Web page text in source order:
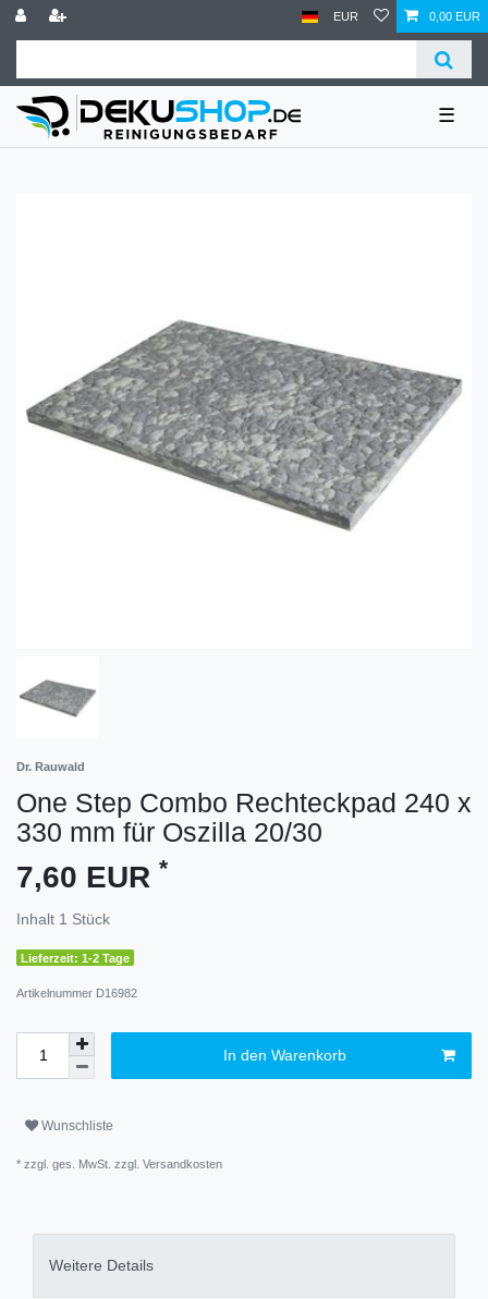
EUR 0,00 EUR
☰
Dr. Rauwald
One Step Combo Rechteckpad 240 x
330 mm für Oszilla 20/30
7,60 EUR *
Inhalt 1 Stück
Lieferzeit: 1-2 Tage
Artikelnummer D16982
In den Warenkorb
Wunschliste
* zzgl. ges. MwSt. zzgl. Versandkosten
Weitere Details